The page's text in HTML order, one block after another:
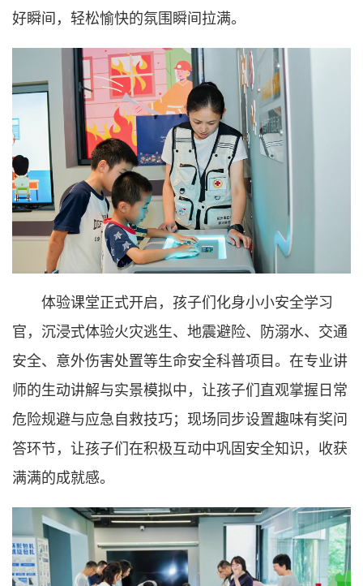
好瞬间，轻松愉快的氛围瞬间拉满。
体验课堂正式开启，孩子们化身小小安全学习
官，沉浸式体验火灾逃生、地震避险、防溺水、交通
安全、意外伤害处置等生命安全科普项目。在专业讲
师的生动讲解与实景模拟中，让孩子们直观掌握日常
危险规避与应急自救技巧；现场同步设置趣味有奖问
答环节，让孩子们在积极互动中巩固安全知识，收获
满满的成就感。